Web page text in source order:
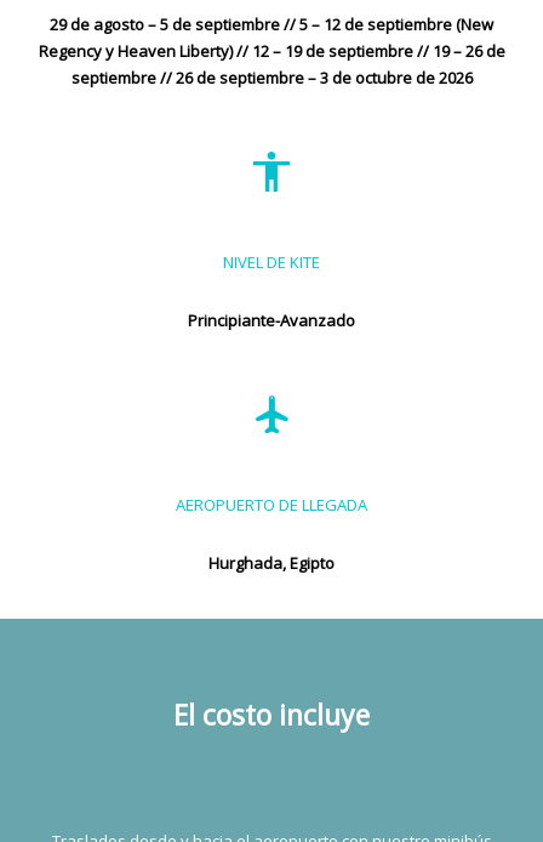
29 de agosto – 5 de septiembre // 5 – 12 de septiembre (New
Regency y Heaven Liberty) // 12 – 19 de septiembre // 19 – 26 de
septiembre // 26 de septiembre – 3 de octubre de 2026
NIVEL DE KITE
Principiante-Avanzado
AEROPUERTO DE LLEGADA
Hurghada, Egipto
El costo incluye